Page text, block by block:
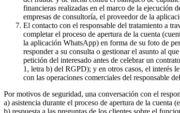
financieras realizadas en el marco de la ejecución
empresas de consultoría, el proveedor de la
El contacto con el responsable del tratamiento a
completar el proceso de apertura de la cuenta
la aplicación WhatsApp) en forma de su foto de
responder a su consulta o gestionar el asunto al
petición del interesado antes de celebrar un
1, letra b) del RGPD); y en otros casos, el interés
con las operaciones comerciales del responsable
Por motivos de seguridad, una conversación con el
a) asistencia durante el proceso de apertura de la cuenta
b) respuesta a las preguntas de los clientes sobre el